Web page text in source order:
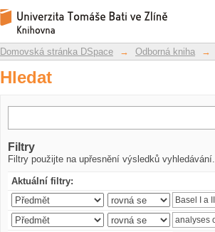
Hledat
Repozitář DSpace/Manakin
Domovská stránka DSpace → Odborná kniha →
Hledat
Filtry
Filtry použijte na upřesnění výsledků vyhledávání.
Aktuální filtry: